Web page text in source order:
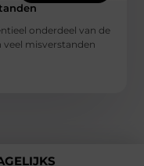
onderdeel van de
misverstanden